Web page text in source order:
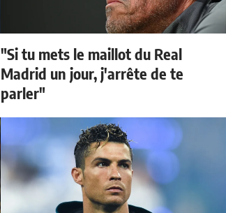
"Si tu mets le maillot du Real
Madrid un jour, j'arrête de te
parler"